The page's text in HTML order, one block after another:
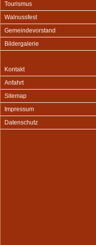
Tourismus
Walnussfest
Gemeindevorstand
Bildergalerie
Kontakt
Anfahrt
Sitemap
Impressum
Datenschutz